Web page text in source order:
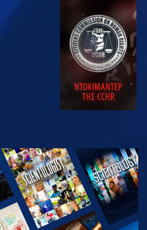
ΠΑΡΑΚΟΛΟΥΘΗΣΤΕ
ΕΞΕΡΕΥΝΗΣΤΕ
ΤΗ ΣΕΙΡΑ